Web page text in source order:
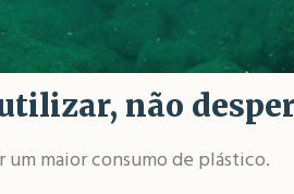
não
maior consumo de plástico.